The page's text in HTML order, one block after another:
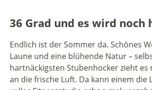
36 Grad und es wird
Endlich ist der Sommer da. Schönes
Laune und eine blühende Natur –
hartnäckigsten Stubenhocker zieht es
an die frische Luft. Da kann einem die